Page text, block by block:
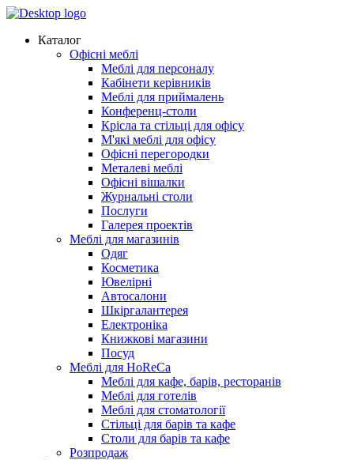
Каталог
Офісні меблі
Меблі для персоналу
Кабінети керівників
Меблі для приймалень
Конференц-столи
Крісла та стільці для офісу
М'які меблі для офісу
Офісні перегородки
Металеві меблі
Офісні вішалки
Журнальні столи
Послуги
Галерея проектів
Меблі для магазинів
Одяг
Косметика
Ювелірні
Автосалони
Шкіргалантерея
Електроніка
Книжкові магазини
Посуд
Меблі для HoReCa
Меблі для кафе, барів, ресторанів
Меблі для готелів
Меблі для стоматології
Стільці для барів та кафе
Столи для барів та кафе
Розпродаж